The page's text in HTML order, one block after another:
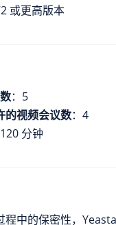
或更高版本
：5
的视频会议数：4
分钟
程中的保密性，